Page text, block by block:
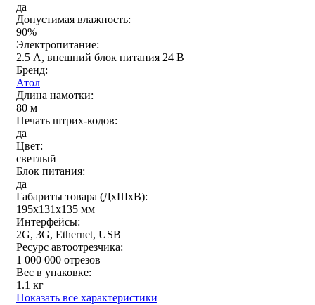
да
Допустимая влажность:
90%
Электропитание:
2.5 А, внешний блок питания 24 В
Бренд:
Атол
Длина намотки:
80 м
Печать штрих-кодов:
да
Цвет:
светлый
Блок питания:
да
Габариты товара (ДxШxВ):
195х131х135 мм
Интерфейсы:
2G, 3G, Ethernet, USB
Ресурс автоотрезчика:
1 000 000 отрезов
Вес в упаковке:
1.1 кг
Показать все характеристики